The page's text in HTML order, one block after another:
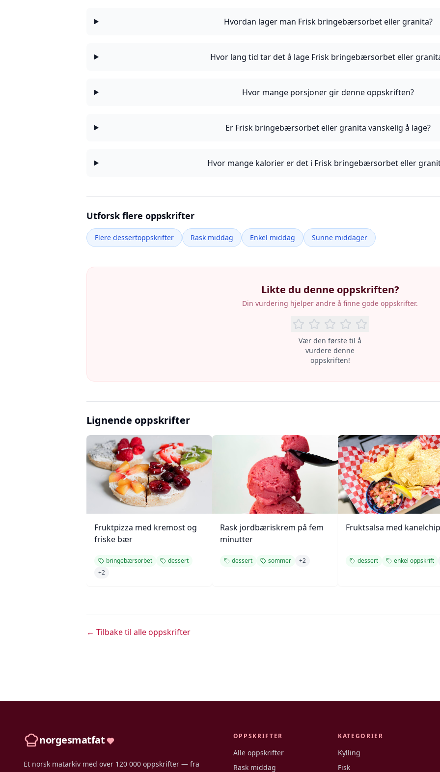
Hvordan lager man Frisk bringebærsorbet eller granita?
Hvor lang tid tar det å lage Frisk bringebærsorbet eller
Hvor mange porsjoner gir denne oppskriften?
Er Frisk bringebærsorbet eller granita vanskelig å lage?
Hvor mange kalorier er det i Frisk bringebærsorbet eller
Utforsk flere oppskrifter
Flere dessertoppskrifter Rask middag Enkel middag Sunne middager
Likte du denne oppskriften?
Din vurdering hjelper andre å finne gode oppskrifter.
Vær den første til å
vurdere denne
oppskriften!
Lignende oppskrifter
Fruktpizza med kremost og
friske bær
bringebærsorbet
dessert
+2
Rask jordbæriskrem på fem
minutter
dessert sommer +2
Fruktsalsa med
dessert enkel oppskrift
← Tilbake til alle oppskrifter
norgesmatfat
Et norsk matarkiv med over 120 000 oppskrifter — fra
OPPSKRIFTER
Alle oppskrifter
Rask middag
KATEGORIER
Kylling
Fisk